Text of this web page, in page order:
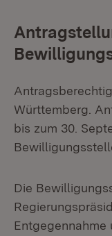
Württemberg.
bis zum 30.
Die
Entgegennahme